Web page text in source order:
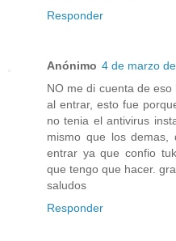
Responder
Anónimo 4 de marzo
NO me di cuenta de
al entrar, esto fue
no tenia el antivirus
mismo que los demas,
entrar ya que confio
que tengo que hacer.
saludos
Responder